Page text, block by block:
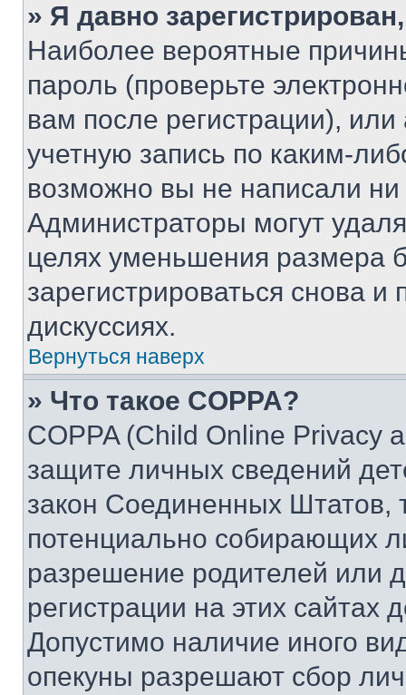
» Я давно
Наиболее вероятные
пароль (проверьте
вам после регистрации),
учетную запись по каким-
возможно вы не написали
Администраторы могут
целях уменьшения размера
зарегистрироваться снова и
дискуссиях.
Вернуться наверх
» Что такое COPPA?
COPPA (Child Online Privacy
защите личных сведений
закон Соединенных Штатов,
потенциально собирающих
разрешение родителей или
регистрации на этих сайтах
Допустимо наличие иного
опекуны разрешают сбор